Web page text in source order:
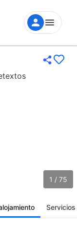
1 / 75
Servicios